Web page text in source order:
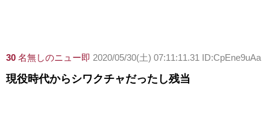
30 名無しのニュー即 2020/05/30(土) 07:11:11.31 ID:CpEne9uAa
現役時代からシワクチャだったし残当